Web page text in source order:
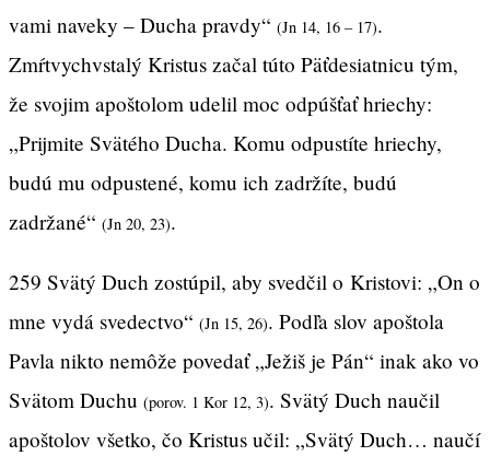
vami naveky – Ducha pravdy“ (Jn 14, 16 – 17).
Zmŕtvychvstalý Kristus začal túto Päťdesiatnicu tým,
že svojim apoštolom udelil moc odpúšťať hriechy:
„Prijmite Svätého Ducha. Komu odpustíte hriechy,
budú mu odpustené, komu ich zadržíte, budú
zadržané“ (Jn 20, 23).
259 Svätý Duch zostúpil, aby svedčil o Kristovi: „On o
mne vydá svedectvo“ (Jn 15, 26). Podľa slov apoštola
Pavla nikto nemôže povedať „Ježiš je Pán“ inak ako vo
Svätom Duchu (porov. 1 Kor 12, 3). Svätý Duch naučil
apoštolov všetko, čo Kristus učil: „Svätý Duch… naučí